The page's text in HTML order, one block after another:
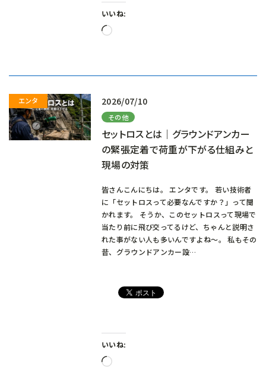
いいね:
読
2026/07/10
その他
セットロスとは｜グラウンドアンカー
の緊張定着で荷重が下がる仕組みと
現場の対策
皆さんこんにちは。 エンタです。 若い技術者
に「セットロスって必要なんですか？」って聞
かれます。 そうか、このセットロスって現場で
当たり前に飛び交ってるけど、ちゃんと説明さ
れた事がない人も多いんですよね～。 私もその
昔、グラウンドアンカー設…
いいね:
読